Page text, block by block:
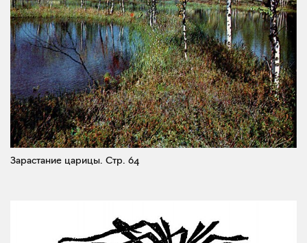
Зарастание царицы. Стр. 64